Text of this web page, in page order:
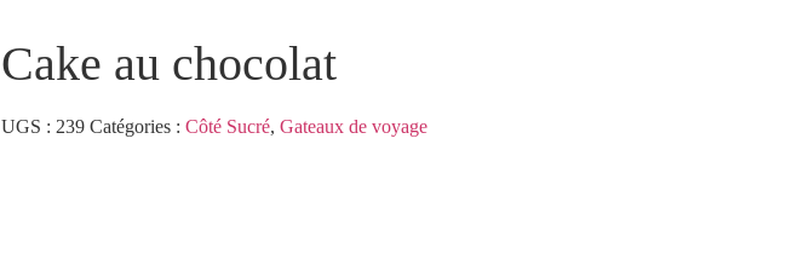
Cake au chocolat
UGS : 239 Catégories :Côté Sucré,Gateaux de voyage